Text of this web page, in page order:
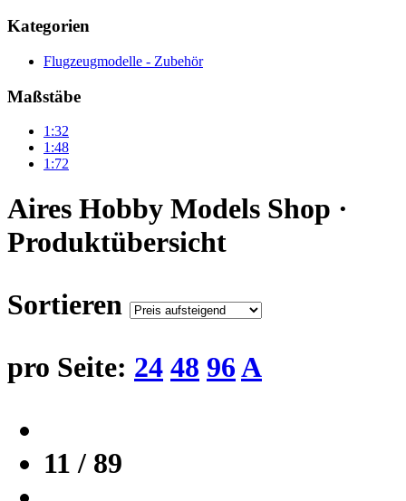
Kategorien
Flugzeugmodelle - Zubehör
Maßstäbe
1:32
1:48
1:72
Aires Hobby Models Shop ·
Produktübersicht
Sortieren
pro Seite: 24 48 96A
11 / 89